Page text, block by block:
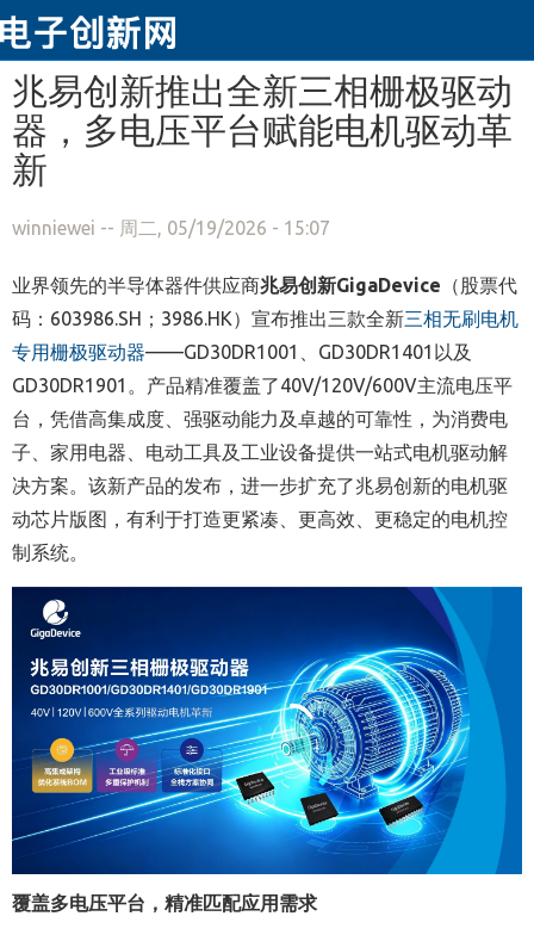
跳转到主要内容
兆易创新推出全新三相栅极驱动
器，多电压平台赋能电机驱动革
新
winniewei -- 周二, 05/19/2026 - 15:07
业界领先的半导体器件供应商兆易创新GigaDevice （股票代
码：603986.SH；3986.HK） 宣布推出三款全新三相无刷电机
专用栅极驱动器——GD30DR1001、GD30DR1401以及
GD30DR1901。产品精准覆盖了40V/120V/600V主流电压平
台，凭借高集成度、强驱动能力及卓越的可靠性，为消费电
子、家用电器、电动工具及工业设备提供一站式电机驱动解
决方案。该新产品的发布，进一步扩充了兆易创新的电机驱
动芯片版图，有利于打造更紧凑、更高效、更稳定的电机控
制系统。
覆盖多电压平台，精准匹配应用需求